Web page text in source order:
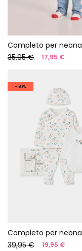
35,95 €
17,95 €
-50%
39,95 €
19,95 €